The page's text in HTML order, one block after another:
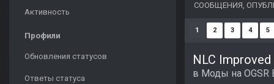
Активность
Профили
Обновления статусов
Ответы статуса
СООБЩЕНИЯ,
1 2 3 4 5
NLC Improved
в Моды на OGSR